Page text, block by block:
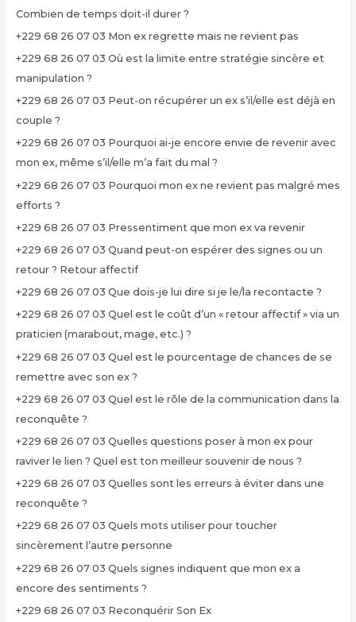
Combien de temps doit-il durer ?
+229 68 26 07 03 Mon ex regrette mais ne revient pas
+229 68 26 07 03 Où est la limite entre stratégie sincère et
manipulation ?
+229 68 26 07 03 Peut-on récupérer un ex s’il/elle est déjà en
couple ?
+229 68 26 07 03 Pourquoi ai-je encore envie de revenir avec
mon ex, même s’il/elle m’a fait du mal ?
+229 68 26 07 03 Pourquoi mon ex ne revient pas malgré mes
efforts ?
+229 68 26 07 03 Pressentiment que mon ex va revenir
+229 68 26 07 03 Quand peut-on espérer des signes ou un
retour ? Retour affectif
+229 68 26 07 03 Que dois-je lui dire si je le/la recontacte ?
+229 68 26 07 03 Quel est le coût d’un « retour affectif » via un
praticien (marabout, mage, etc.) ?
+229 68 26 07 03 Quel est le pourcentage de chances de se
remettre avec son ex ?
+229 68 26 07 03 Quel est le rôle de la communication dans la
reconquête ?
+229 68 26 07 03 Quelles questions poser à mon ex pour
raviver le lien ? Quel est ton meilleur souvenir de nous ?
+229 68 26 07 03 Quelles sont les erreurs à éviter dans une
reconquête ?
+229 68 26 07 03 Quels mots utiliser pour toucher
sincèrement l’autre personne
+229 68 26 07 03 Quels signes indiquent que mon ex a
encore des sentiments ?
+229 68 26 07 03 Reconquérir Son Ex